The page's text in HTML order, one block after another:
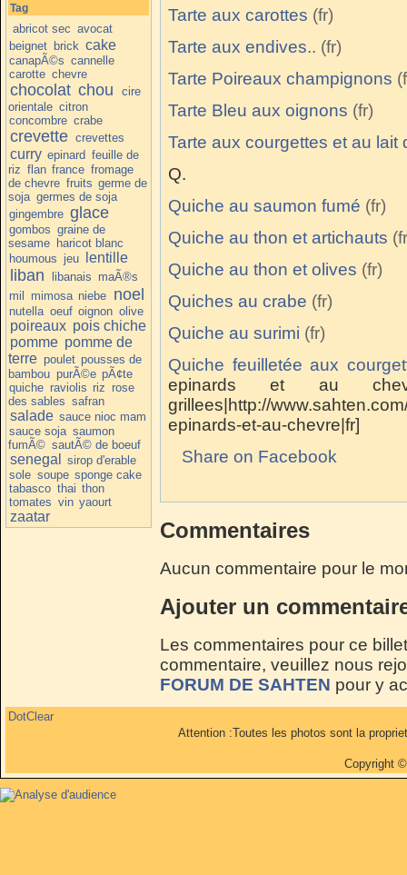
Tag
abricot sec avocat
beignet brick cake
canapÃ©s cannelle
carotte chevre
chocolat chou
cire
orientale citron
concombre crabe
crevette crevettes
curry epinard feuille de
riz flan france fromage
de chevre fruits germe de
soja germes de soja
gingembre glace
gombos graine de
sesame haricot blanc
houmous jeu lentille
liban libanais maÃ®s
mil mimosa niebe noel
nutella oeuf oignon olive
poireaux pois chiche
pomme pomme de
terre poulet pousses de
bambou purÃ©e pÃ¢te
quiche raviolis riz rose
des sables safran
salade sauce nioc mam
sauce soja saumon
fumÃ© sautÃ© de boeuf
senegal
sirop d'erable
sole soupe sponge cake
tabasco thai thon
tomates vin yaourt
zaatar
Tarte aux carottes
Tarte aux endives..
Tarte Poireaux champignons
Tarte Bleu aux oignons
Tarte aux courgettes et au lait
Q.
Quiche au saumon fumé
Quiche au thon et artichauts
Quiche au thon et olives
Quiches au crabe
Quiche au surimi
Quiche feuilletée aux
epinards et au
grillees|http://
epinards-et-au-chevre|fr]
Share on Facebook
Commentaires
Aucun commentaire pour le
Ajouter un
Les commentaires pour ce
commentaire, veuillez nous
FORUM DE SAHTEN pour y
DotClear
Attention :Toutes les photos sont la
Copyright